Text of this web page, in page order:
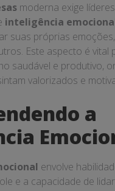
moderna exige
inteligência
suas próprias
Este aspecto é vital
saudável e produtivo,
valorizados e
a
envolve
e a capacidade de